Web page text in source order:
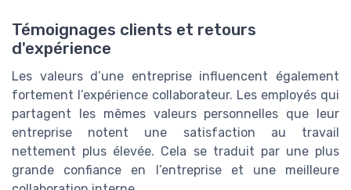
Témoignages clients et retours
d'expérience
Les valeurs d’une entreprise influencent également
fortement l’expérience collaborateur. Les employés qui
partagent les mêmes valeurs personnelles que leur
entreprise notent une satisfaction au travail
nettement plus élevée. Cela se traduit par une plus
grande confiance en l’entreprise et une meilleure